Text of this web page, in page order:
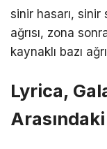
sinir hasarı, sinir
ağrısı, zona
kaynaklı bazı
Lyrica,